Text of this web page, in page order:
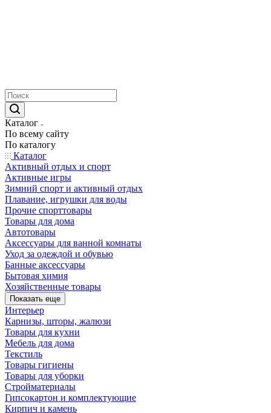
Каталог
По всему сайту
По каталогу
Каталог
Активный отдых и спорт
Активные игры
Зимний спорт и активный отдых
Плавание, игрушки для воды
Прочие спорттовары
Товары для дома
Автотовары
Аксессуары для ванной комнаты
Уход за одеждой и обувью
Банные аксессуары
Бытовая химия
Хозяйственные товары
Показать еще
Интерьер
Карнизы, шторы, жалюзи
Товары для кухни
Мебель для дома
Текстиль
Товары гигиены
Товары для уборки
Стройматериалы
Гипсокартон и комплектующие
Кирпич и камень